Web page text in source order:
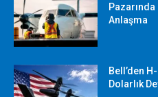
Anlaşma
Bell’den
Dolarlık